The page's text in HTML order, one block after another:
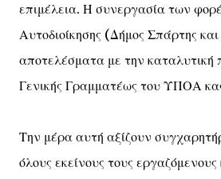
επιμέλεια. Η συνεργασία των
Αυτοδιοίκησης (Δήμος Σπάρτης
αποτελέσματα με την καταλυτική
Γενικής Γραμματέως του ΥΠΟΑ
Την μέρα αυτή αξίζουν
όλους εκείνους τους εργαζόμενους